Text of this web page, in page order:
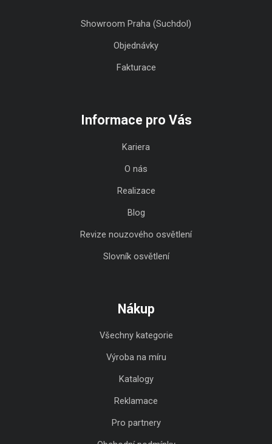
Showroom Praha (Suchdol)
Objednávky
Fakturace
Informace pro Vás
Kariera
O nás
Realizace
Blog
Revize nouzového osvětlení
Slovník osvětlení
Nákup
Všechny kategorie
Výroba na míru
Katalogy
Reklamace
Pro partnery